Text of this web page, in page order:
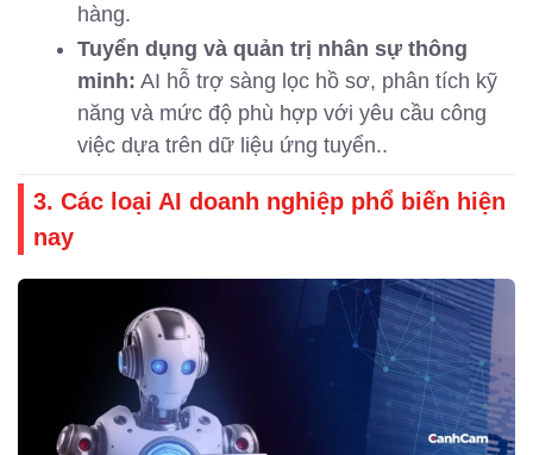
hàng.
Tuyển dụng và quản trị nhân sự thông
minh: AI hỗ trợ sàng lọc hồ sơ, phân tích kỹ
năng và mức độ phù hợp với yêu cầu công
việc dựa trên dữ liệu ứng tuyển..
3. Các loại AI doanh nghiệp phổ biến hiện
nay